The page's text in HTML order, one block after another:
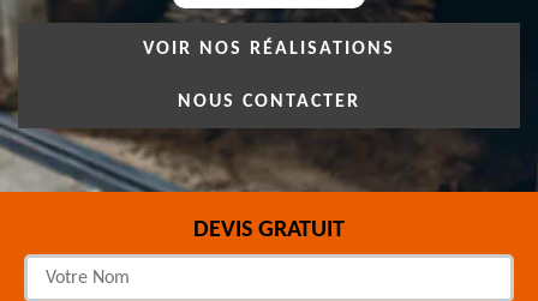
VOIR NOS RÉALISATIONS
NOUS CONTACTER
DEVIS GRATUIT